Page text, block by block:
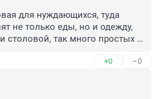
для нуждающихся, туда
не только еды, но и одежду,
столовой, так много простых
зарекой) в Храм
привозять одежду и еду,
И все там же ее разбирают.
+0 –0